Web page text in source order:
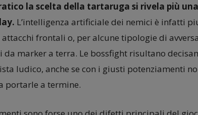
la scelta della tartaruga si rivela più
L’intelligenza artificiale dei nemici è infatti
frontali o, per alcune tipologie di
da marker a terra. Le bossfight risultano
ludico, anche se con i giusti potenziamenti
portarle a termine.